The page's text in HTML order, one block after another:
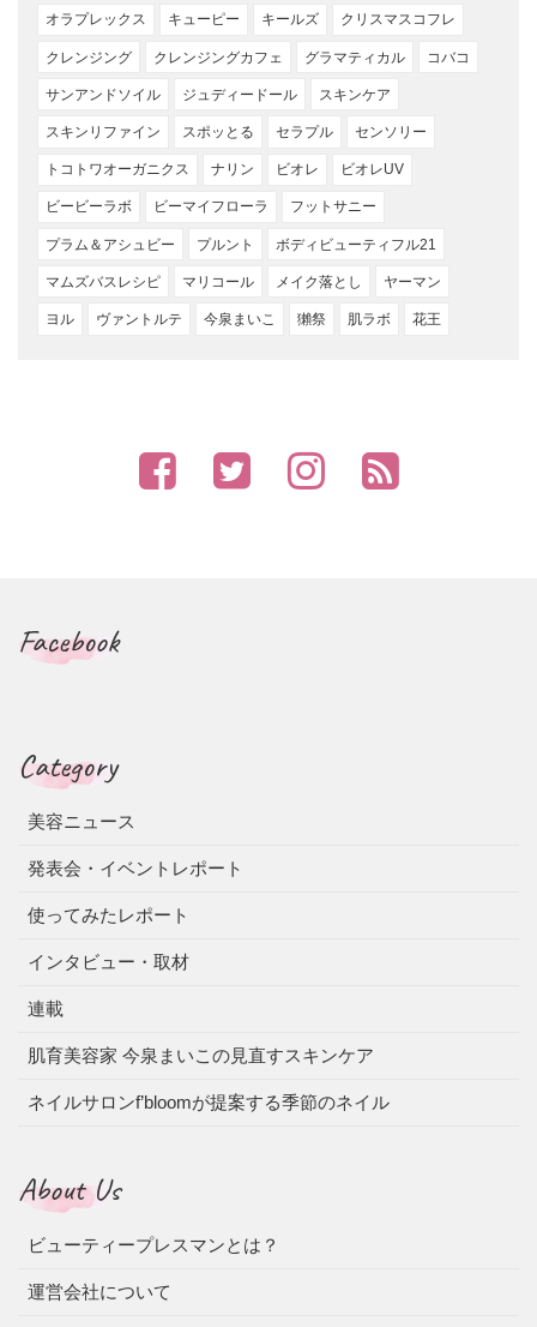
オラプレックス キューピー キールズ クリスマスコフレ
クレンジング クレンジングカフェ グラマティカル コバコ
サンアンドソイル ジュディードール スキンケア
スキンリファイン スポッとる セラプル センソリー
トコトワオーガニクス ナリン ビオレ ビオレUV
ビービーラボ ビーマイフローラ フットサニー
プラム＆アシュビー プルント ボディビューティフル21
マムズバスレシピ マリコール メイク落とし ヤーマン
ヨル ヴァントルテ 今泉まいこ 獺祭 肌ラボ 花王
Facebook
Category
美容ニュース
発表会・イベントレポート
使ってみたレポート
インタビュー・取材
連載
肌育美容家 今泉まいこの見直すスキンケア
ネイルサロンf’bloomが提案する季節のネイル
About Us
ビューティープレスマンとは？
運営会社について